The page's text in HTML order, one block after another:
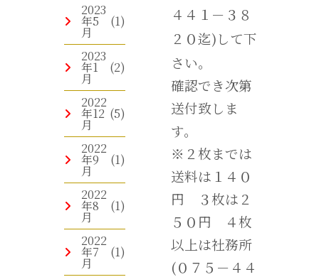
2023
年5
月
(1)
2023
年1
月
(2)
2022
年12
月
(5)
2022
年9
月
(1)
2022
年8
月
(1)
2022
年7
月
(1)
４４１－３８
２０迄)して下
さい。
確認でき次第
送付致しま
す。
※２枚までは
送料は１４０
円 ３枚は２
５０円 ４枚
以上は社務所
(０７５－４４